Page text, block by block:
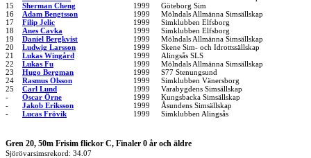
15
Sherman Cheng 1999
Göteborg Sim
16
Adam Bengtsson 1999
Mölndals Allmänna Simsällskap
17
Filip Jelic 1999
Simklubben Elfsborg
18
Anes Cavka 1999
Simklubben Elfsborg
19
Daniel Bergkvist 1999
Mölndals Allmänna Simsällskap
20
Ludwig Larsson 1999
Skene Sim- och Idrottssällskap
21
Lukas Wingård 1999
Alingsås SLS
22
Lukas Fu 1999
Mölndals Allmänna Simsällskap
23
Hugo Bergman 1999
S77 Stenungsund
24
Rasmus Olsson 1999
Simklubben Vänersborg
25
Carl Lund 1999
Varabygdens Simsällskap
-
Oscar Örne 1999
Kungsbacka Simsällskap
-
Jakob Eriksson 1999
Åsundens Simsällskap
-
Lucas Frövik 1999 Simklubben Alingsås
Gren 20, 50m Frisim flickor C, Finaler 0 år och äldre
Sjörövarsimsrekord: 34.07